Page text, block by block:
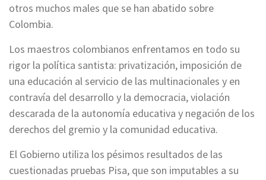
otros muchos males que se han abatido sobre
Colombia.
Los maestros colombianos enfrentamos en todo su
rigor la política santista: privatización, imposición de
una educación al servicio de las multinacionales y en
contravía del desarrollo y la democracia, violación
descarada de la autonomía educativa y negación de los
derechos del gremio y la comunidad educativa.
El Gobierno utiliza los pésimos resultados de las
cuestionadas pruebas Pisa, que son imputables a su